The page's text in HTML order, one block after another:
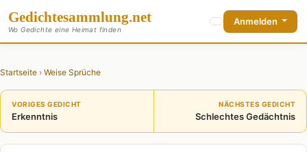
Gedichtesammlung.net
Wo Gedichte eine Heimat finden
Anmelden
Startseite › Weise Sprüche
VORIGES GEDICHT
Erkenntnis
NÄCHSTES GEDICHT
Schlechtes Gedächtnis